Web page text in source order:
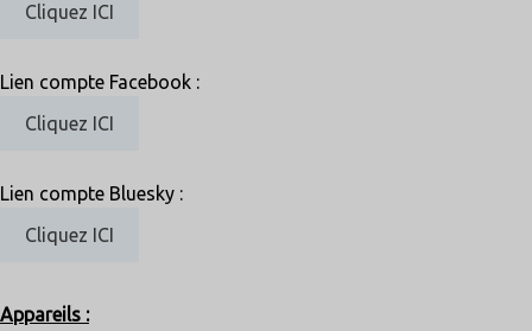
Cliquez ICI
Lien compte Facebook :
Cliquez ICI
Lien compte Bluesky :
Cliquez ICI
Appareils :